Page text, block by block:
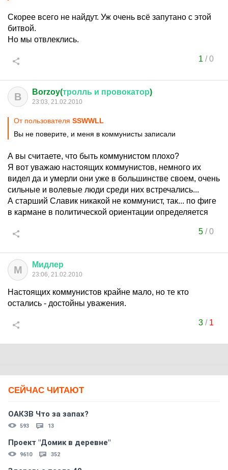
Скорее всего не найдут. Уж очень всё запутано с этой
битвой.
Но мы отвлеклись.
1 /0
B Borzoy(тролль и провокатор)
23:03, 21.02.2010
От пользователя SSWWLL
Вы не поверите, и меня в коммунисты записали
А вы считаете, что быть коммунистом плохо?
Я вот уважаю настоящих коммунистов, немного их
видел да и умерли они уже в большинстве своем, очень
сильные и волевые люди среди них встречались...
А старший Славик никакой не коммунист, так... по фиге
в кармане в политической ориентации определяется
5/0
М Мидлер
23:06, 21.02.2010
Настоящих коммунистов крайне мало, но те кто
остались - достойны уважения.
3/ 1
СЕЙЧАС ЧИТАЮТ
ОАКЗВ Что за запах?
593 13
Проект "Домик в деревне"
9610 352